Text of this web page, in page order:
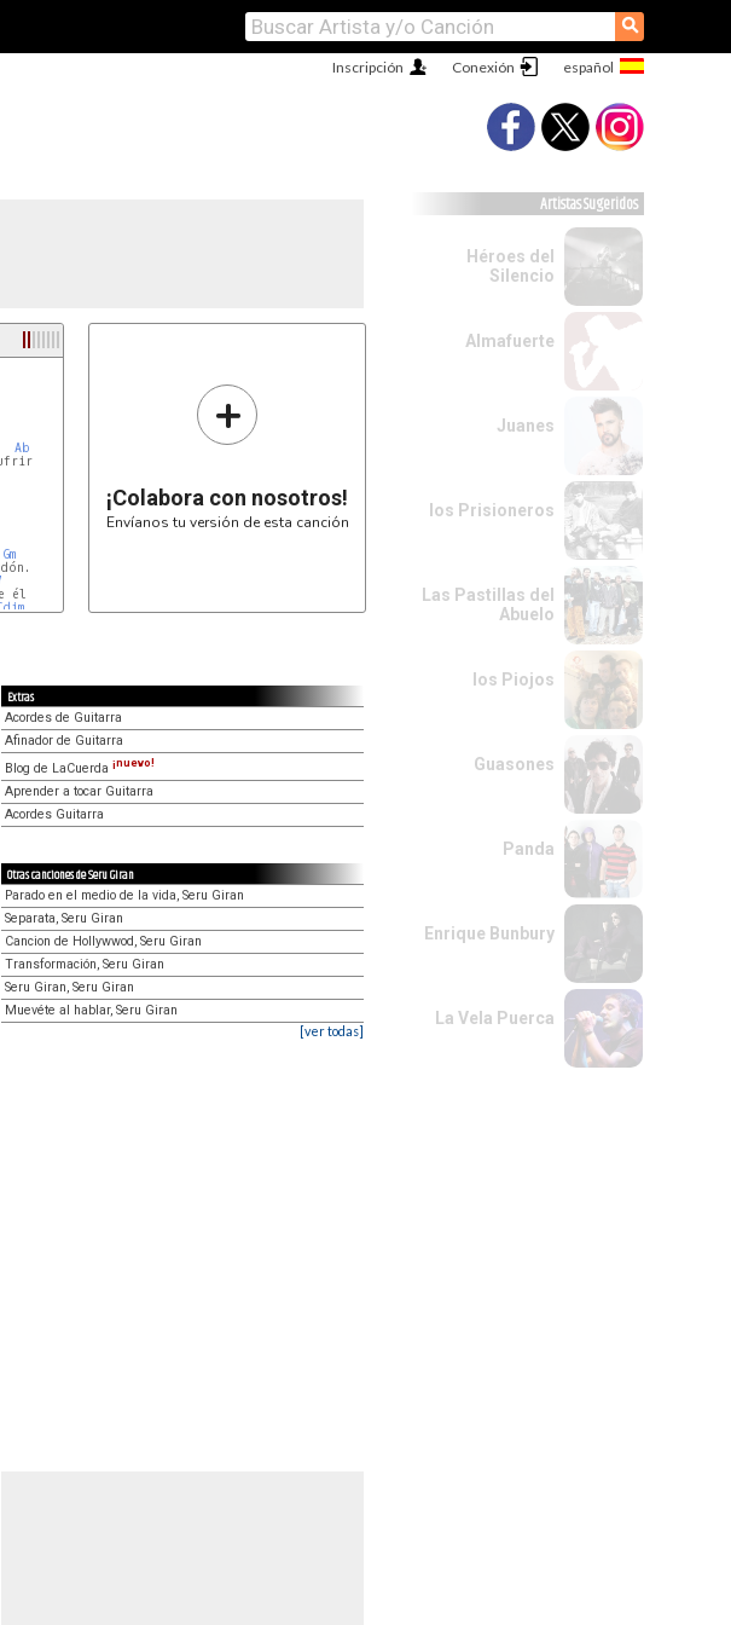
⚲
Conexión
Inscripción
Ab
Gm
+
¡Colabora con nosotros!
Envíanos tu versión de esta canción
Extras
Acordes de Guitarra
Afinador de Guitarra
Blog de LaCuerda ¡nuevo!
Aprender a tocar Guitarra
Acordes Guitarra
Otras canciones de Seru Giran
Parado en el medio de la vida, Seru Giran
Separata, Seru Giran
Cancion de Hollywwod, Seru Giran
Transformación, Seru Giran
Seru Giran, Seru Giran
Muevéte al hablar, Seru Giran
[ver todas]
Artistas Sugeridos
Héroes del
Silencio
Almafuerte
Juanes
los Prisioneros
Las Pastillas del
Abuelo
los Piojos
Guasones
Panda
Enrique Bunbury
La Vela Puerca